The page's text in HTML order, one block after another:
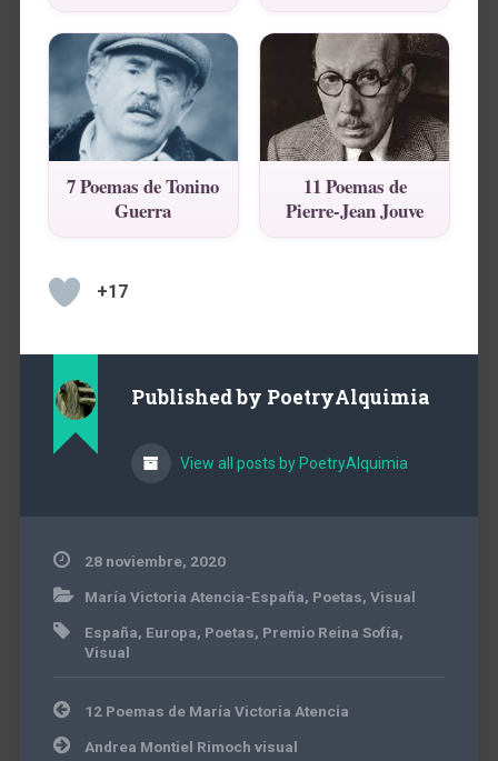
7 Poemas de Tonino
Guerra
11 Poemas de
Pierre-Jean Jouve
+17
Published by PoetryAlquimia
View all posts by PoetryAlquimia
28 noviembre, 2020
María Victoria Atencia-España, Poetas, Visual
España, Europa, Poetas, Premio Reina Sofía,
Visual
Navegación
de
entradas
12 Poemas de María Victoria Atencia
Andrea Montiel Rimoch visual